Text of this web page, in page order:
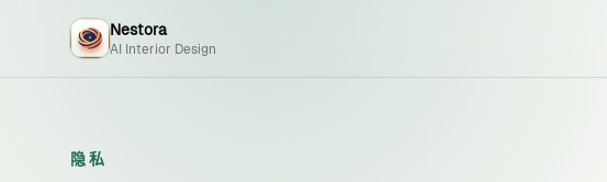
Nestora
AI Interior Design
隐私